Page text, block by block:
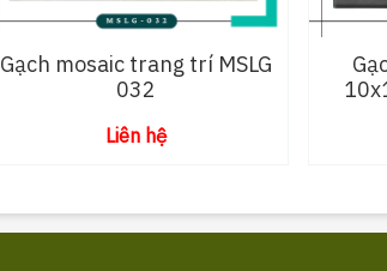
Gạch mosaic trang trí MSLG
032
Liên hệ